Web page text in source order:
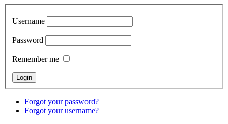
Username
Password
Remember me
Forgot your password?
Forgot your username?